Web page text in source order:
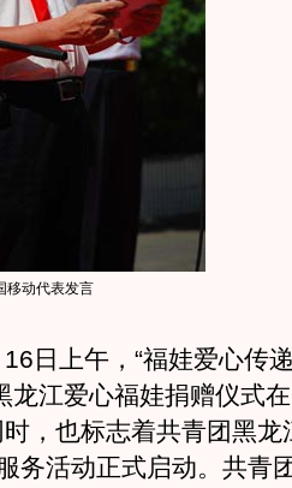
移动代表发言
日上午，“福娃爱心传
龙江爱心福娃捐赠仪式
，也标志着共青团黑龙
务活动正式启动。共青